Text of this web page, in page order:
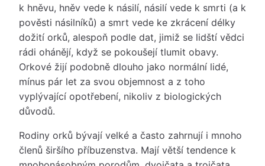
k hněvu, hněv vede k násilí, násilí vede k smrti (a k
pověsti násilníků) a smrt vede ke zkrácení délky
dožití orků, alespoň podle dat, jimiž se lidští vědci
rádi ohánějí, když se pokoušejí tlumit obavy.
Orkové žijí podobně dlouho jako normální lidé,
mínus pár let za svou objemnost a z toho
vyplývající opotřebení, nikoliv z biologických
důvodů.
Rodiny orků bývají velké a často zahrnují i mnoho
členů širšího příbuzenstva. Mají větší tendence k